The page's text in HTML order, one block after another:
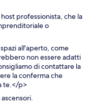
professionista, che la
o
all'aperto, come
non essere adatti
di contattare la
la conferma che
te.</p>